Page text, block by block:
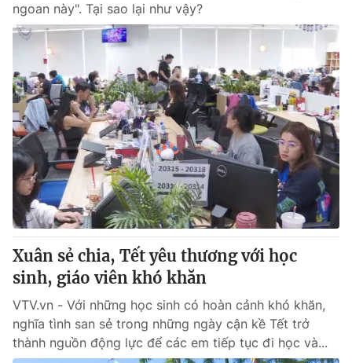
ngoan này". Tại sao lại như vậy?
Xuân sẻ chia, Tết yêu thương với học
sinh, giáo viên khó khăn
VTV.vn - Với những học sinh có hoàn cảnh khó khăn,
nghĩa tình san sẻ trong những ngày cận kề Tết trở
thành nguồn động lực để các em tiếp tục đi học và...